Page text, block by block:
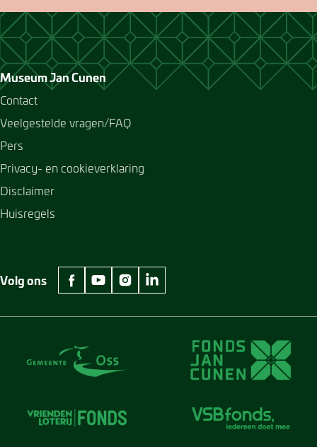
Museum Jan Cunen
Contact
Veelgestelde vragen/FAQ
Pers
Privacy- en cookieverklaring
Disclaimer
Huisregels
Volg ons
facebook Museum Jan Cunen
youtube Museum Jan Cunen
instagram Museum Jan Cunen
linkedin Museum Jan Cunen